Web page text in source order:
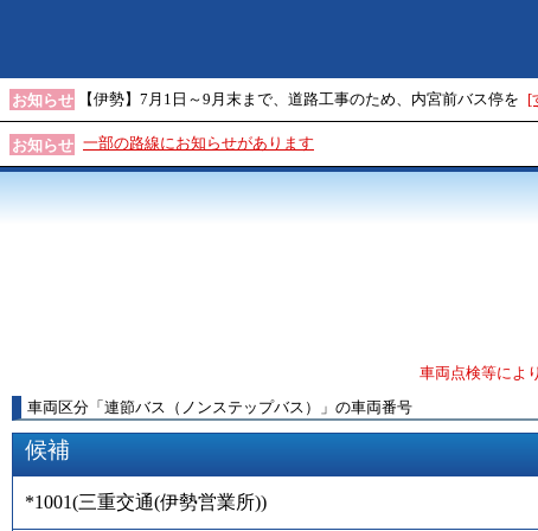
お知らせ 【伊勢】7月1日～9月末まで、道路工事のため、内宮前バス停を [
お知らせ 一部の路線にお知らせがあります
車両点検等によ
車両区分 「 連節バス（ノンステップバス） 」 の車両番号
候補
*1001(三重交通(伊勢営業所))